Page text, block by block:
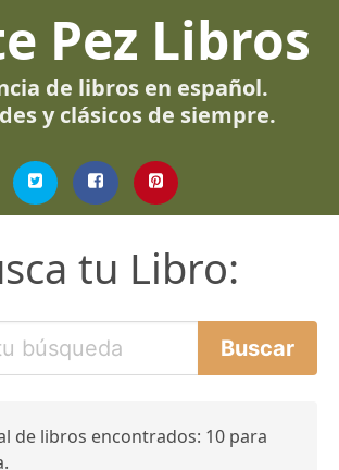
Pez Libros
de libros en español.
y clásicos de siempre.
tu Libro:
de libros encontrados: 10 para